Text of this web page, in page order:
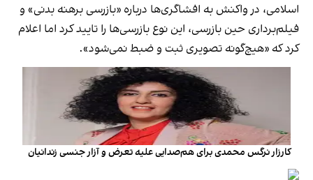
اسلامی، در واکنش به افشاگری‌ها درباره «بازرسی برهنه بدنی» و
فیلم‌برداری حین بازرسی‌، این نوع بازرسی‌ها را تایید کرد اما اعلام
کرد که «هیچ‌گونه تصویری ثبت و ضبط نمی‌شود».
کارزار نرگس محمدی برای هم‌صدایی علیه تعرض و آزار جنسی زندانیان